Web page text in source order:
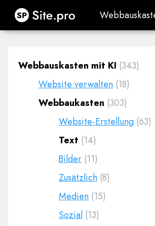
Site.pro
Webbauskasten mit KI (343)
Website verwalten (18)
Webbaukasten (303)
Website-Erstellung (63)
Text (14)
Bilder (11)
Zusätzlich (8)
Medien (15)
Sozial (13)